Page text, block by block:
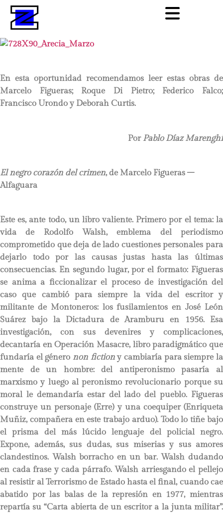
En esta oportunidad recomendamos leer estas obras de
Marcelo Figueras; Roque Di Pietro; Federico Falco;
Francisco Urondo y Deborah Curtis.
Por Pablo Díaz Marenghi
El negro corazón del crimen, de Marcelo Figueras –
Alfaguara
Este es, ante todo, un libro valiente. Primero por el tema: la
vida de Rodolfo Walsh, emblema del periodismo
comprometido que deja de lado cuestiones personales para
dejarlo todo por las causas justas hasta las últimas
consecuencias. En segundo lugar, por el formato: Figueras
se anima a ficcionalizar el proceso de investigación del
caso que cambió para siempre la vida del escritor y
militante de Montoneros: los fusilamientos en José León
Suárez bajo la Dictadura de Aramburu en 1956. Esa
investigación, con sus devenires y complicaciones,
decantaría en Operación Masacre, libro paradigmático que
fundaría el género non fictiony cambiaría para siempre la
mente de un hombre: del antiperonismo pasaría al
marxismo y luego al peronismo revolucionario porque su
moral le demandaría estar del lado del pueblo. Figueras
construye un personaje (Erre) y una coequiper (Enriqueta
Muñiz, compañera en este trabajo arduo). Todo lo tiñe bajo
el prisma del más lúcido lenguaje del policial negro.
Expone, además, sus dudas, sus miserias y sus amores
clandestinos. Walsh borracho en un bar. Walsh dudando
en cada frase y cada párrafo. Walsh arriesgando el pellejo
al resistir al Terrorismo de Estado hasta el final, cuando cae
abatido por las balas de la represión en 1977, mientras
repartía su “Carta abierta de un escritor a la junta militar”.